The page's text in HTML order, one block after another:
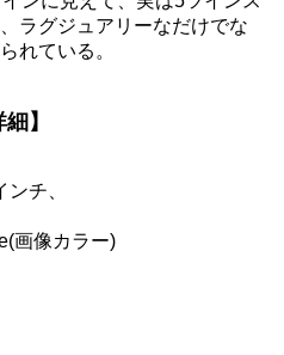
ラグジュアリーなだけでな
れている。
】
チ、
画像カラー)